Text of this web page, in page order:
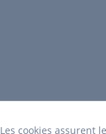
Les cookies assurent